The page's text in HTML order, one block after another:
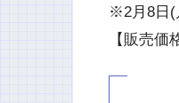
※2月8日(
【販売価